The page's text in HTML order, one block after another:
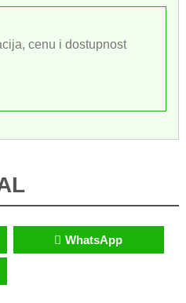
cenu i dostupnost
WhatsApp